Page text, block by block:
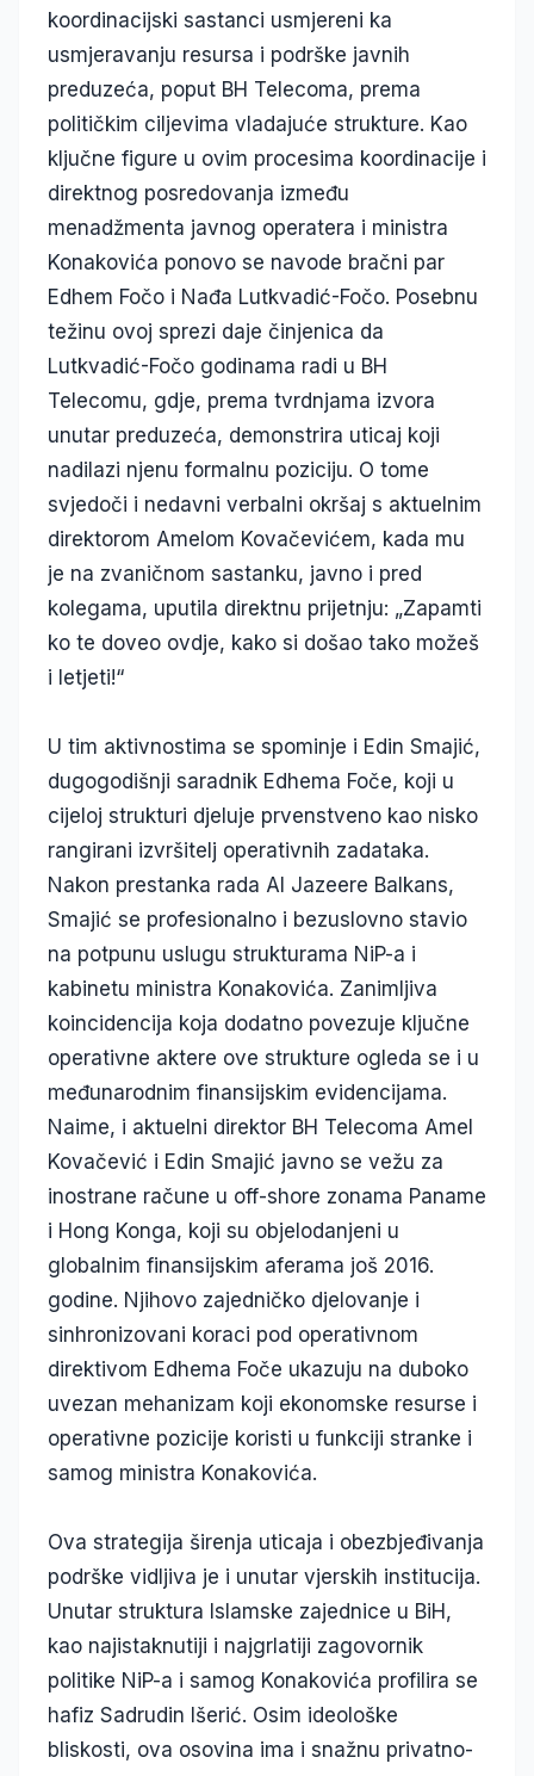
koordinacijski sastanci usmjereni ka
usmjeravanju resursa i podrške javnih
preduzeća, poput BH Telecoma, prema
političkim ciljevima vladajuće strukture. Kao
ključne figure u ovim procesima koordinacije i
direktnog posredovanja između
menadžmenta javnog operatera i ministra
Konakovića ponovo se navode bračni par
Edhem Fočo i Nađa Lutkvadić-Fočo. Posebnu
težinu ovoj sprezi daje činjenica da
Lutkvadić-Fočo godinama radi u BH
Telecomu, gdje, prema tvrdnjama izvora
unutar preduzeća, demonstrira uticaj koji
nadilazi njenu formalnu poziciju. O tome
svjedoči i nedavni verbalni okršaj s aktuelnim
direktorom Amelom Kovačevićem, kada mu
je na zvaničnom sastanku, javno i pred
kolegama, uputila direktnu prijetnju: „Zapamti
ko te doveo ovdje, kako si došao tako možeš
i letjeti!“
U tim aktivnostima se spominje i Edin Smajić,
dugogodišnji saradnik Edhema Foče, koji u
cijeloj strukturi djeluje prvenstveno kao nisko
rangirani izvršitelj operativnih zadataka.
Nakon prestanka rada Al Jazeere Balkans,
Smajić se profesionalno i bezuslovno stavio
na potpunu uslugu strukturama NiP-a i
kabinetu ministra Konakovića. Zanimljiva
koincidencija koja dodatno povezuje ključne
operativne aktere ove strukture ogleda se i u
međunarodnim finansijskim evidencijama.
Naime, i aktuelni direktor BH Telecoma Amel
Kovačević i Edin Smajić javno se vežu za
inostrane račune u off-shore zonama Paname
i Hong Konga, koji su objelodanjeni u
globalnim finansijskim aferama još 2016.
godine. Njihovo zajedničko djelovanje i
sinhronizovani koraci pod operativnom
direktivom Edhema Foče ukazuju na duboko
uvezan mehanizam koji ekonomske resurse i
operativne pozicije koristi u funkciji stranke i
samog ministra Konakovića.
Ova strategija širenja uticaja i obezbjeđivanja
podrške vidljiva je i unutar vjerskih institucija.
Unutar struktura Islamske zajednice u BiH,
kao najistaknutiji i najgrlatiji zagovornik
politike NiP-a i samog Konakovića profilira se
hafiz Sadrudin Išerić. Osim ideološke
bliskosti, ova osovina ima i snažnu privatno-